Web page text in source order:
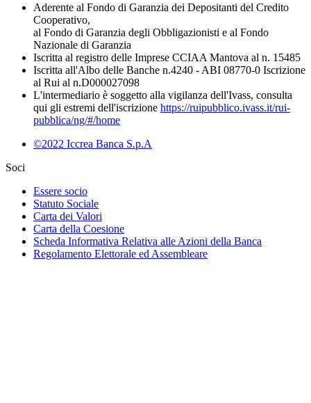
Aderente al Fondo di Garanzia dei Depositanti del Credito
Cooperativo,
al Fondo di Garanzia degli Obbligazionisti e al Fondo
Nazionale di Garanzia
Iscritta al registro delle Imprese CCIAA Mantova al n. 15485
Iscritta all'Albo delle Banche n.4240 - ABI 08770-0 Iscrizione
al Rui al n.D000027098
L'intermediario è soggetto alla vigilanza dell'Ivass, consulta
qui gli estremi dell'iscrizione https://ruipubblico.ivass.it/rui-
pubblica/ng/#/home
©2022 Iccrea Banca S.p.A
Soci
Essere socio
Statuto Sociale
Carta dei Valori
Carta della Coesione
Scheda Informativa Relativa alle Azioni della Banca
Regolamento Elettorale ed Assembleare